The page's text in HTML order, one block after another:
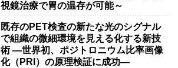
視鏡治療で胃の温存が可能～
既存のPET検査の新たな光のシグナル
で組織の微細環境を見える化する新技
術 ―世界初、ポジトロニウム比率画像
化（PRI）の原理検証に成功―